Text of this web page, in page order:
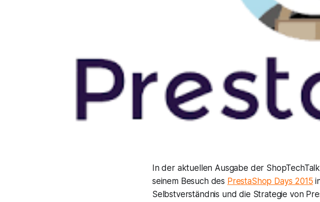
In der aktuellen Ausgabe der
seinem Besuch des PrestaShop Days 2015
Selbstverständnis und die Strategie von